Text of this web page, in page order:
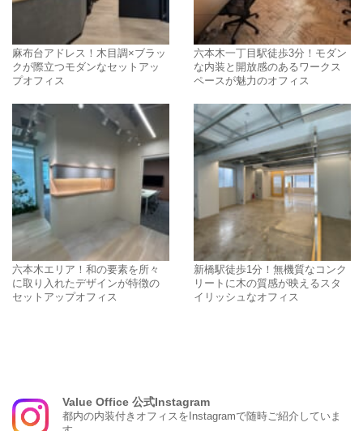
麻布台アドレス！木目調×ブラッ
クが際立つモダンなセットアッ
プオフィス
六本木一丁目駅徒歩3分！モダン
な内装と開放感のあるワークス
ペースが魅力のオフィス
六本木エリア！和の要素を所々
に取り入れたデザインが特徴の
セットアップオフィス
新橋駅徒歩1分！無機質なコンク
リートに木の質感が映えるスタ
イリッシュなオフィス
Value Office 公式Instagram
都内の内装付きオフィスをInstagramで随時ご紹介していま